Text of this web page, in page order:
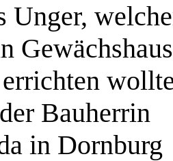
Unger,
Gewächshaus
Bauherrin
in Dornburg